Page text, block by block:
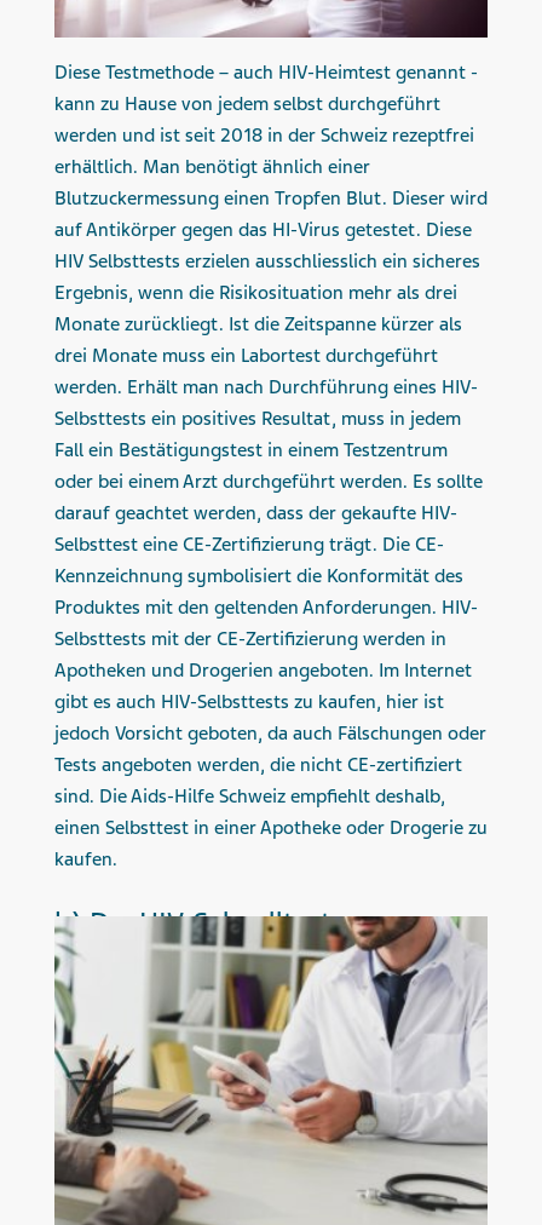
Diese Testmethode – auch HIV-Heimtest genannt -
kann zu Hause von jedem selbst durchgeführt
werden und ist seit 2018 in der Schweiz rezeptfrei
erhältlich. Man benötigt ähnlich einer
Blutzuckermessung einen Tropfen Blut. Dieser wird
auf Antikörper gegen das HI-Virus getestet. Diese
HIV Selbsttests erzielen ausschliesslich ein sicheres
Ergebnis, wenn die Risikosituation mehr als drei
Monate zurückliegt. Ist die Zeitspanne kürzer als
drei Monate muss ein Labortest durchgeführt
werden. Erhält man nach Durchführung eines HIV-
Selbsttests ein positives Resultat, muss in jedem
Fall ein Bestätigungstest in einem Testzentrum
oder bei einem Arzt durchgeführt werden. Es sollte
darauf geachtet werden, dass der gekaufte HIV-
Selbsttest eine CE-Zertifizierung trägt. Die CE-
Kennzeichnung symbolisiert die Konformität des
Produktes mit den geltenden Anforderungen. HIV-
Selbsttests mit der CE-Zertifizierung werden in
Apotheken und Drogerien angeboten. Im Internet
gibt es auch HIV-Selbsttests zu kaufen, hier ist
jedoch Vorsicht geboten, da auch Fälschungen oder
Tests angeboten werden, die nicht CE-zertifiziert
sind. Die Aids-Hilfe Schweiz empfiehlt deshalb,
einen Selbsttest in einer Apotheke oder Drogerie zu
kaufen.
b) Der HIV-Schnelltest